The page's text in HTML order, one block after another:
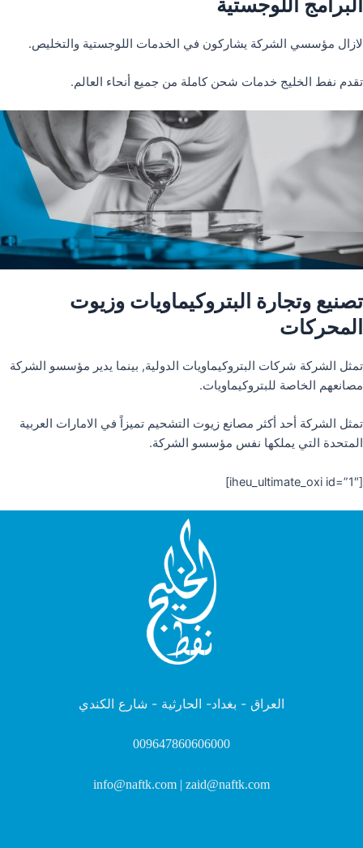
لازال مؤسسي الشركة يشاركون في الخدمات اللوجستية والتخليص.
تقدم نفط الخليج خدمات شحن كاملة من جميع أنحاء العالم.
تصنيع وتجارة البتروكيماويات وزيوت
المحركات
تمثل الشركة شركات البتروكيماويات الدولية, بينما يدير مؤسسو الشركة
مصانعهم الخاصة للبتروكيماويات.
تمثل الشركة أحد أكثر مصانع زيوت التشحيم تميزاً في الامارات العربية
المتحدة التي يملكها نفس مؤسسو الشركة.
[iheu_ultimate_oxi id=”1″]
العراق - بغداد- الحارثية - شارع الكندي
009647860606000
info@naftk.com | zaid@naftk.com